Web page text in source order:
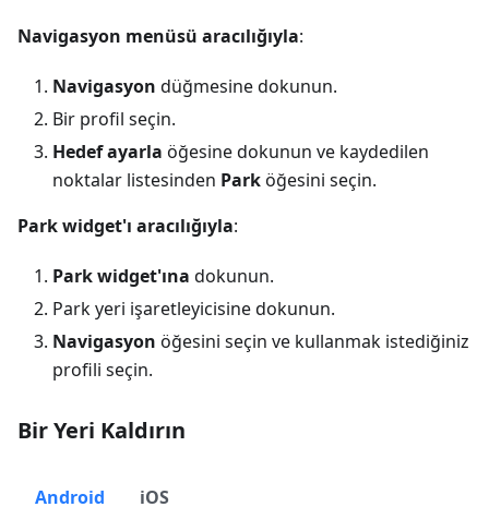
Navigasyon menüsü aracılığıyla:
Navigasyon düğmesine dokunun.
Bir profil seçin.
Hedef ayarla öğesine dokunun ve kaydedilen
noktalar listesinden Parköğesini seçin.
Park widget'ı aracılığıyla:
Park widget'ına dokunun.
Park yeri işaretleyicisine dokunun.
Navigasyon öğesini seçin ve kullanmak istediğiniz
profili seçin.
Bir Yeri Kaldırın
Android iOS